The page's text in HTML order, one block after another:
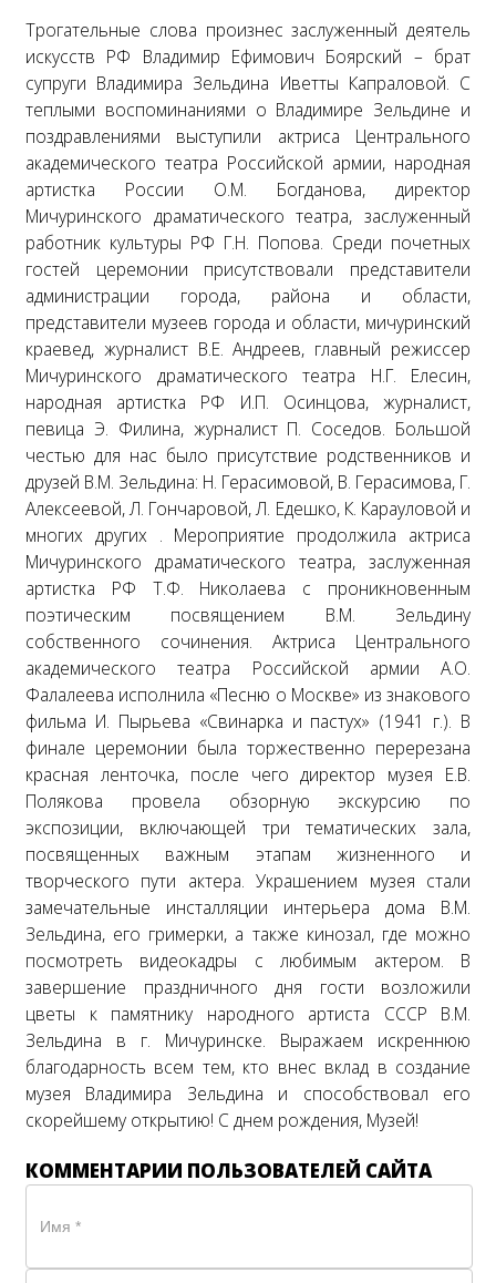
Трогательные слова произнес заслуженный деятель
искусств РФ Владимир Ефимович Боярский – брат
супруги Владимира Зельдина Иветты Капраловой. С
теплыми воспоминаниями о Владимире Зельдине и
поздравлениями выступили актриса Центрального
академического театра Российской армии, народная
артистка России О.М. Богданова, директор
Мичуринского драматического театра, заслуженный
работник культуры РФ Г.Н. Попова. Среди почетных
гостей церемонии присутствовали представители
администрации города, района и области,
представители музеев города и области, мичуринский
краевед, журналист В.Е. Андреев, главный режиссер
Мичуринского драматического театра Н.Г. Елесин,
народная артистка РФ И.П. Осинцова, журналист,
певица Э. Филина, журналист П. Соседов. Большой
честью для нас было присутствие родственников и
друзей В.М. Зельдина: Н. Герасимовой, В. Герасимова, Г.
Алексеевой, Л. Гончаровой, Л. Едешко, К. Карауловой и
многих других . Мероприятие продолжила актриса
Мичуринского драматического театра, заслуженная
артистка РФ Т.Ф. Николаева с проникновенным
поэтическим посвящением В.М. Зельдину
собственного сочинения. Актриса Центрального
академического театра Российской армии А.О.
Фалалеева исполнила «Песню о Москве» из знакового
фильма И. Пырьева «Свинарка и пастух» (1941 г.). В
финале церемонии была торжественно перерезана
красная ленточка, после чего директор музея Е.В.
Полякова провела обзорную экскурсию по
экспозиции, включающей три тематических зала,
посвященных важным этапам жизненного и
творческого пути актера. Украшением музея стали
замечательные инсталляции интерьера дома В.М.
Зельдина, его гримерки, а также кинозал, где можно
посмотреть видеокадры с любимым актером. В
завершение праздничного дня гости возложили
цветы к памятнику народного артиста СССР В.М.
Зельдина в г. Мичуринске. Выражаем искреннюю
благодарность всем тем, кто внес вклад в создание
музея Владимира Зельдина и способствовал его
скорейшему открытию! С днем рождения, Музей!
КОММЕНТАРИИ ПОЛЬЗОВАТЕЛЕЙ САЙТА